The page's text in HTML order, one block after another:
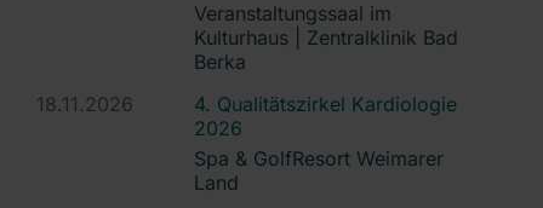
Veranstaltungssaal im
Kulturhaus | Zentralklinik Bad
Berka
18.11.2026
4. Qualitätszirkel Kardiologie
2026
Spa & GolfResort Weimarer
Land